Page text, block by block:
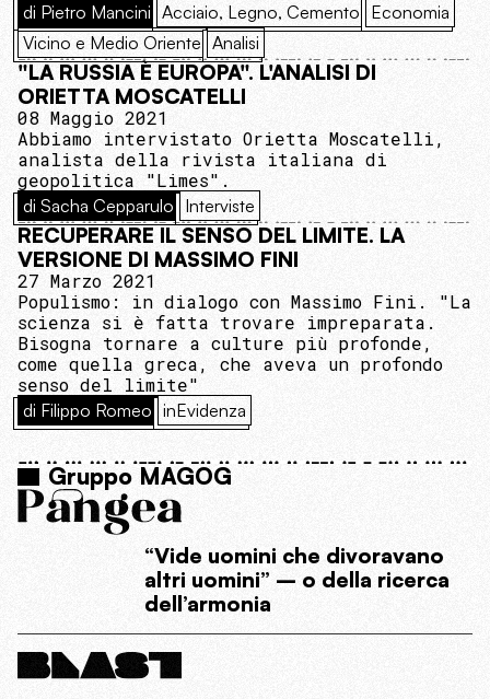
di Pietro Mancini Acciaio, Legno, Cemento Economia
Vicino e Medio Oriente Analisi
"LA RUSSIA È EUROPA". L'ANALISI DI
ORIETTA MOSCATELLI
08 Maggio 2021
Abbiamo intervistato Orietta Moscatelli,
analista della rivista italiana di
geopolitica "Limes".
di Sacha Cepparulo Interviste
RECUPERARE IL SENSO DEL LIMITE. LA
VERSIONE DI MASSIMO FINI
27 Marzo 2021
Populismo: in dialogo con Massimo Fini. "La
scienza si è fatta trovare impreparata.
Bisogna tornare a culture più profonde,
come quella greca, che aveva un profondo
senso del limite"
di Filippo Romeo inEvidenza
Gruppo MAGOG
“Vide uomini che divoravano
altri uomini” – o della ricerca
dell’armonia